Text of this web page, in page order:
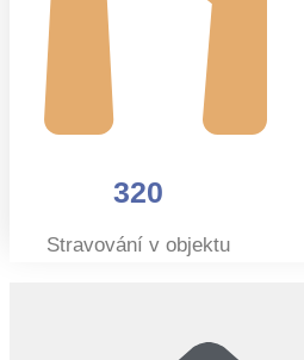
320
Stravování v objektu